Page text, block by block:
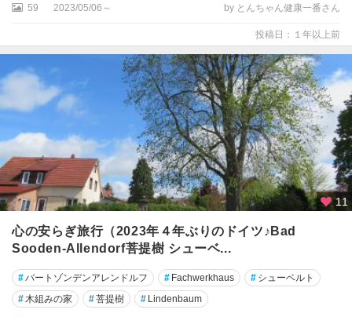
ヤ
レ
ヴ
ィ
ッ
ヒ
・
ホ
シ
ュ
59 2023/05/06～ by とんちゃん健康一番さん
投稿日：１年以上前
11
心の安らぎ旅行（2023年４年ぶりのドイツ♪Bad
Sooden-Allendorf菩提樹 シューベ...
#バートゾンデンアレンドルフ # Fachwerkhaus # シューベルト
# 木組みの家 #菩提樹 # Lindenbaum